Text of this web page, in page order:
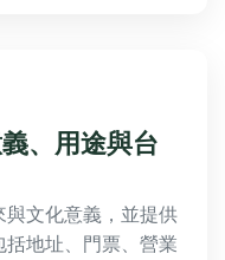
、用途與台
文化意義，並提供
地址、門票、營業